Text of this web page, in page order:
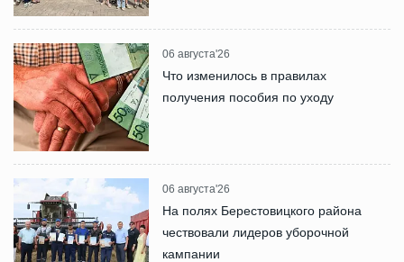
06 августа'26
Что изменилось в правилах
получения пособия по уходу
06 августа'26
На полях Берестовицкого района
чествовали лидеров уборочной
кампании